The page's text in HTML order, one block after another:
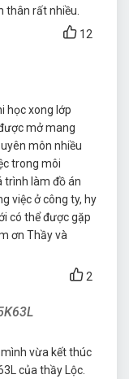
thân rất nhiều.
12
học xong lớp
mở mang
môn nhiều
trong môi
trình làm đồ án
việc ở công ty, hy
có thể được gặp
ơn Thầy và
2
vừa kết thúc
của thầy Lộc.